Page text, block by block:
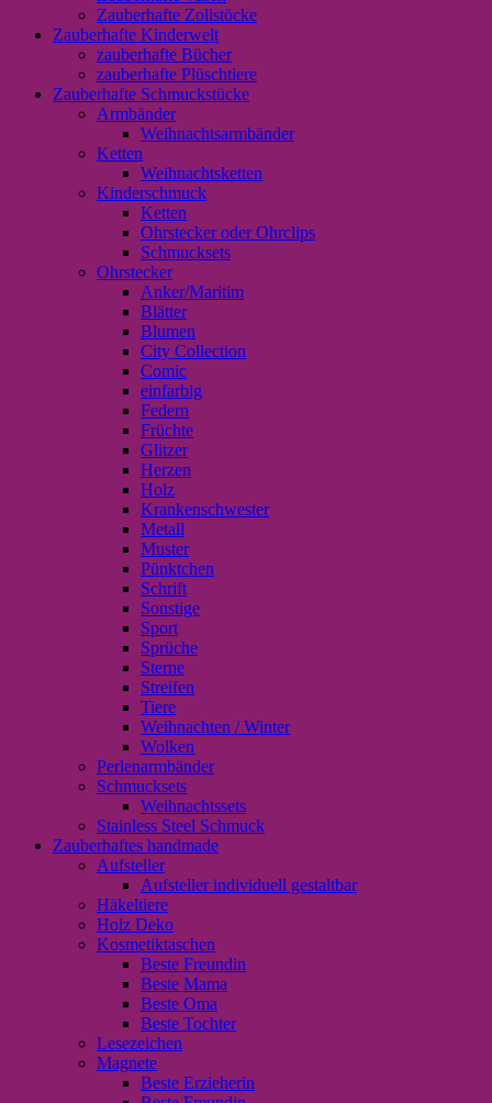
Zauberhafte Zollstöcke
Zauberhafte Kinderwelt
zauberhafte Bücher
zauberhafte Plüschtiere
Zauberhafte Schmuckstücke
Armbänder
Weihnachtsarmbänder
Ketten
Weihnachtsketten
Kinderschmuck
Ketten
Ohrstecker oder Ohrclips
Schmucksets
Ohrstecker
Anker/Maritim
Blätter
Blumen
City Collection
Comic
einfarbig
Federn
Früchte
Glitzer
Herzen
Holz
Krankenschwester
Metall
Muster
Pünktchen
Schrift
Sonstige
Sport
Sprüche
Sterne
Streifen
Tiere
Weihnachten / Winter
Wolken
Perlenarmbänder
Schmucksets
Weihnachtssets
Stainless Steel Schmuck
Zauberhaftes handmade
Aufsteller
Aufsteller individuell gestaltbar
Häkeltiere
Holz Deko
Kosmetiktaschen
Beste Freundin
Beste Mama
Beste Oma
Beste Tochter
Lesezeichen
Magnete
Beste Erzieherin